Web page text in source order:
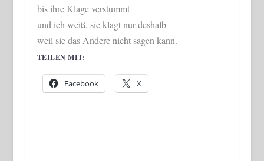
bis ihre Klage verstummt
und ich weiß, sie klagt nur deshalb
weil sie das Andere nicht sagen kann.
TEILEN MIT:
Facebook X